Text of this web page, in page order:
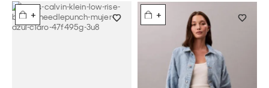
+ +